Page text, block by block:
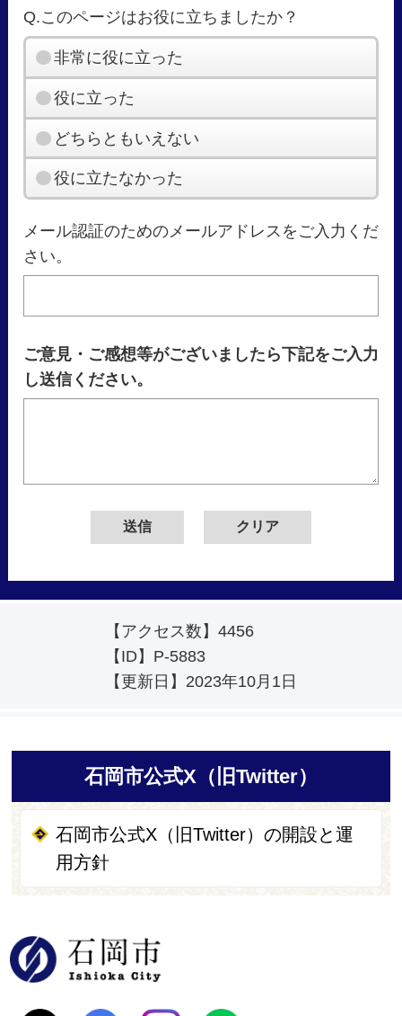
Q.このページはお役に立ちましたか？
非常に役に立った
役に立った
どちらともいえない
役に立たなかった
メール認証のためのメールアドレスをご入力くだ
さい。
ご意見・ご感想等がございましたら下記をご入力
し送信ください。
【アクセス数】 4456
【ID】 P-5883
【更新日】 2023年10月1日
石岡市公式X（旧Twitter）
石岡市公式X（旧Twitter）の開設と運
用方針